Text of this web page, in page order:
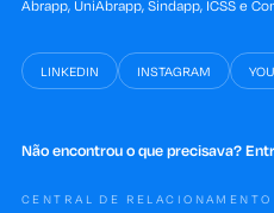
Abrapp, UniAbrapp, Sindapp, ICSS e
LINKEDIN INSTAGRAM
Não encontrou o que precisava?
CENTRAL DE RELACIONAMENTO